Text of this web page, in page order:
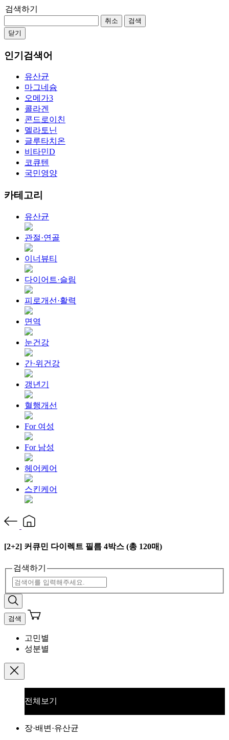
검색하기
취소
검색
닫기
인기검색어
유산균
마그네슘
오메가3
콜라겐
콘드로이친
멜라토닌
글루타치온
비타민D
코큐텐
국민영양
카테고리
유산균
관절·연골
이너뷰티
다이어트·슬림
피로개선·활력
면역
눈건강
간·위건강
갱년기
혈행개선
For 여성
For 남성
헤어케어
스킨케어
[2+2] 커큐민 다이렉트 필름 4박스 (총 120매)
검색하기
검색
고민별
성분별
전체보기
장·배변·유산균